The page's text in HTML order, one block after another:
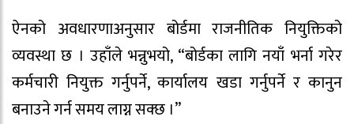
ऐनको अवधारणाअनुसार बोर्डमा राजनीतिक नियुक्तिको
व्यवस्था छ । उहाँले भन्नुभयो, “बोर्डका लागि नयाँ भर्ना गरेर
कर्मचारी नियुक्त गर्नुपर्ने, कार्यालय खडा गर्नुपर्ने र कानुन
बनाउने गर्न समय लाग्न सक्छ ।”